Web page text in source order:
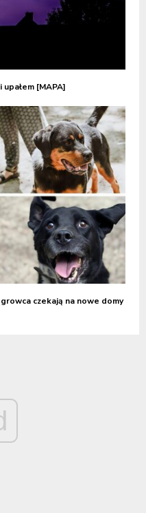
[MAPA]
czekają na nowe domy